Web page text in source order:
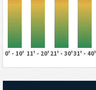
0' - 10' 11' - 20' 21' - 30'31' - 40'